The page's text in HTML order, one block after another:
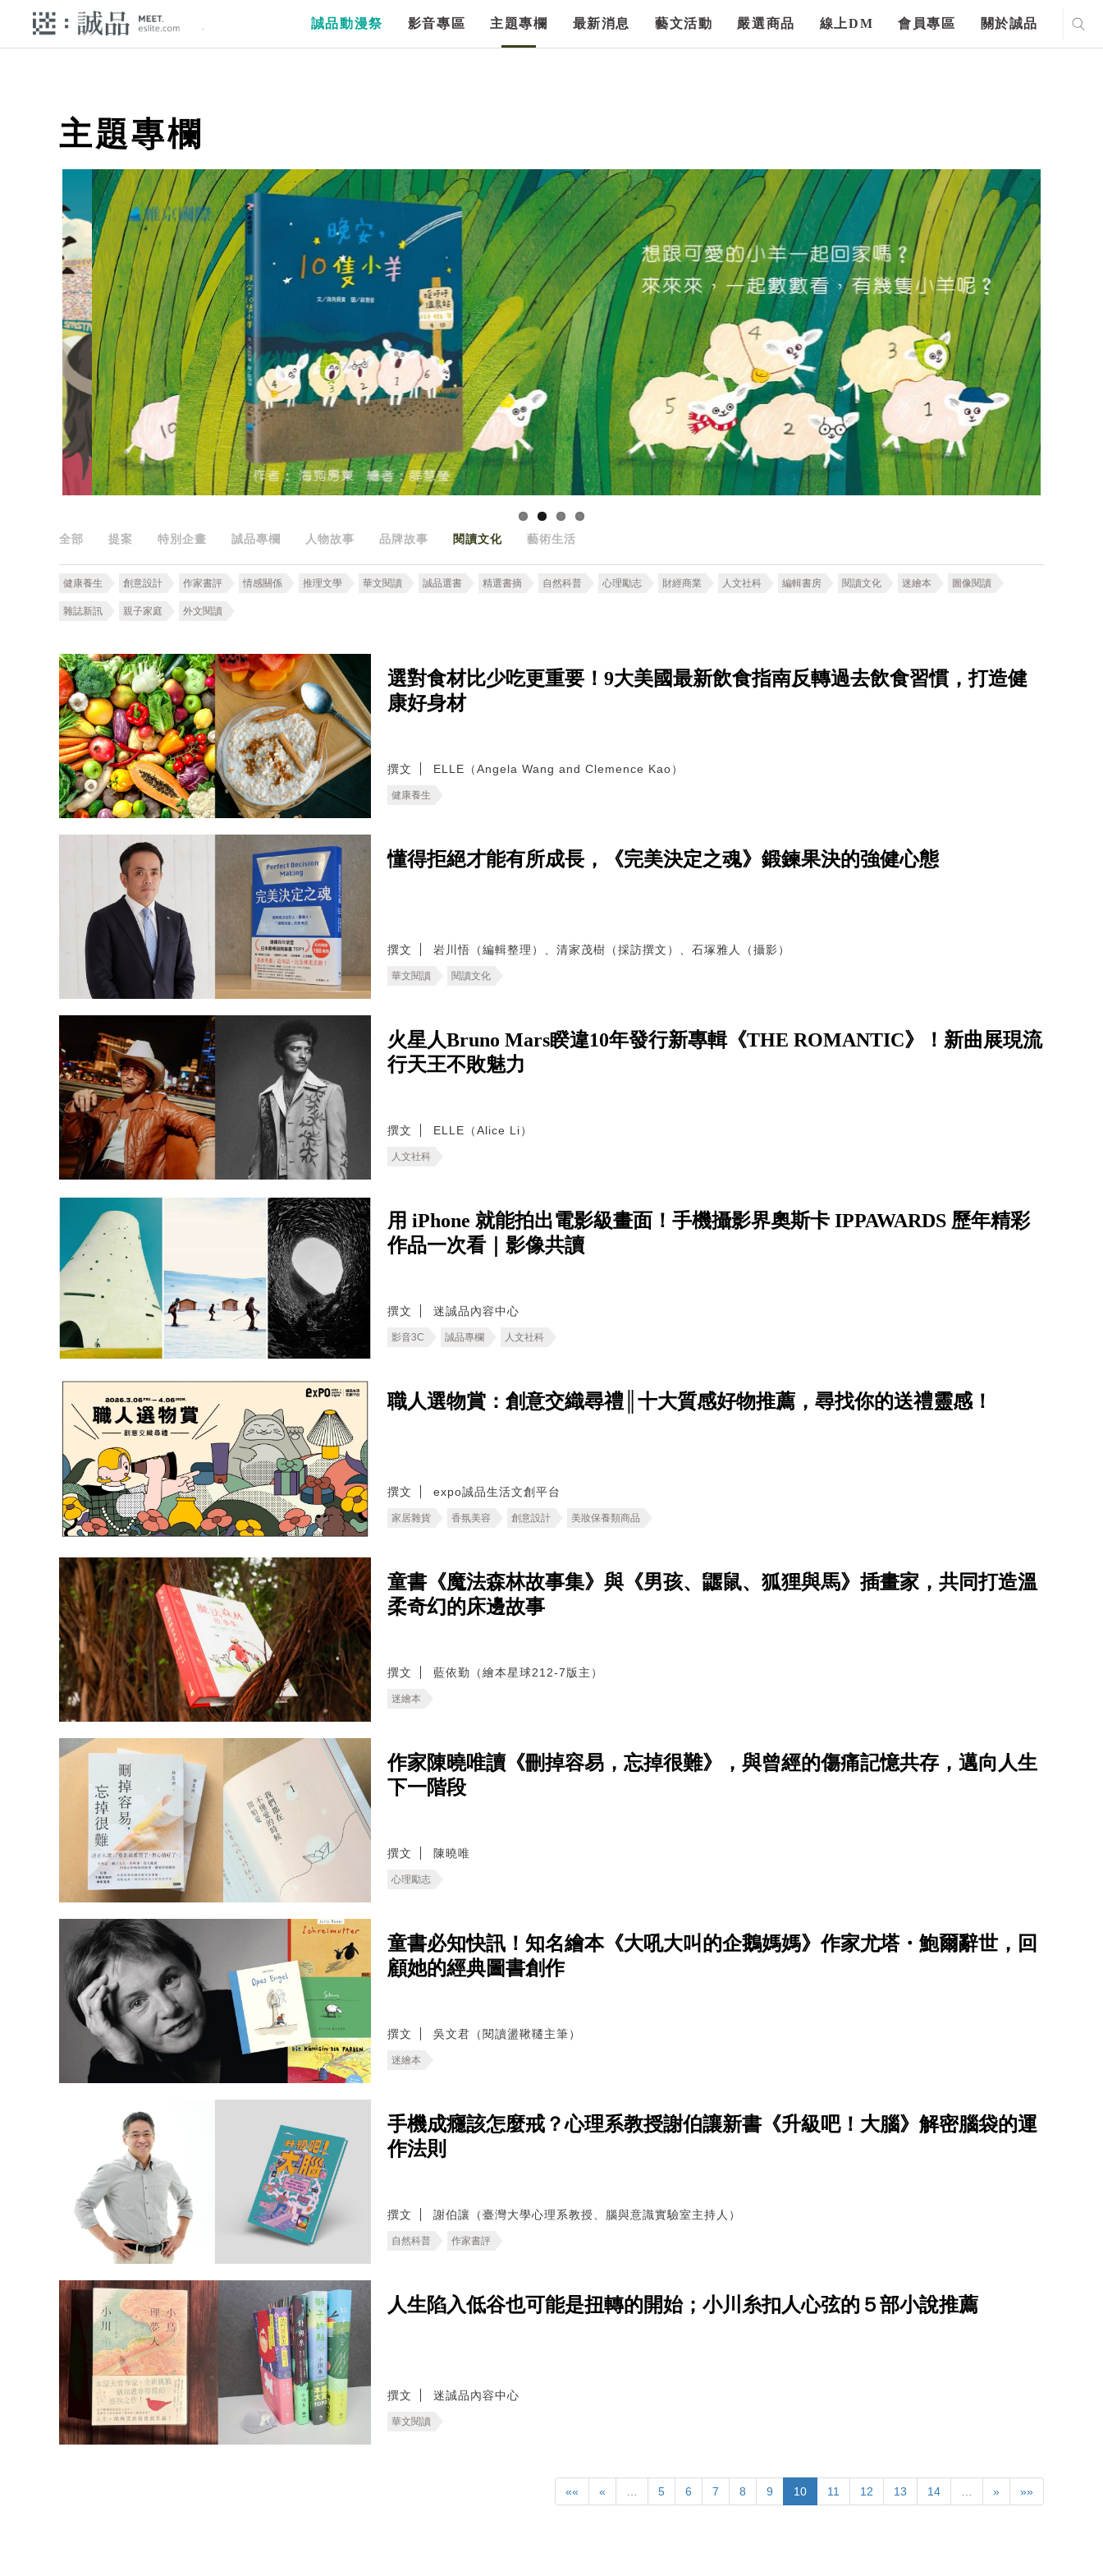
誠品動漫祭 影音專區 主題專欄 最新消息 藝文活動 嚴選商品 線上DM 會員專區 關於誠品
主題專欄
全部 提案 特別企畫 誠品專欄 人物故事 品牌故事 閱讀文化 藝術生活
健康養生 創意設計 作家書評 情感關係 推理文學 華文閱讀 誠品選書 精選書摘 自然科普 心理勵志 財經商業 人文社科 編輯書房 閱讀文化 迷繪本 圖像閱讀
雜誌新訊 親子家庭 外文閱讀
選對食材比少吃更重要！9大美國最新飲食指南反轉過去飲食習慣，打造健
康好身材
撰文 ELLE（Angela Wang and Clemence Kao）
健康養生
懂得拒絕才能有所成長，《完美決定之魂》鍛鍊果決的強健心態
撰文 岩川悟（編輯整理）、清家茂樹（採訪撰文）、石塚雅人（攝影）
華文閱讀 閱讀文化
火星人Bruno Mars睽違10年發行新專輯《THE ROMANTIC》！新曲展現流
行天王不敗魅力
撰文 ELLE（Alice Li）
人文社科
用 iPhone 就能拍出電影級畫面！手機攝影界奧斯卡 IPPAWARDS 歷年精彩
作品一次看｜影像共讀
撰文 迷誠品內容中心
影音3C 誠品專欄 人文社科
職人選物賞：創意交織尋禮║十大質感好物推薦，尋找你的送禮靈感！
撰文 expo誠品生活文創平台
家居雜貨 香氛美容 創意設計 美妝保養類商品
童書《魔法森林故事集》與《男孩、鼴鼠、狐狸與馬》插畫家，共同打造溫
柔奇幻的床邊故事
撰文 藍依勤（繪本星球212-7版主）
迷繪本
作家陳曉唯讀《刪掉容易，忘掉很難》，與曾經的傷痛記憶共存，邁向人生
下一階段
撰文 陳曉唯
心理勵志
童書必知快訊！知名繪本《大吼大叫的企鵝媽媽》作家尤塔・鮑爾辭世，回
顧她的經典圖書創作
撰文 吳文君（閱讀盪鞦韆主筆）
迷繪本
手機成癮該怎麼戒？心理系教授謝伯讓新書《升級吧！大腦》解密腦袋的運
作法則
撰文 謝伯讓（臺灣大學心理系教授、腦與意識實驗室主持人）
自然科普 作家書評
人生陷入低谷也可能是扭轉的開始；小川糸扣人心弦的５部小說推薦
撰文 迷誠品內容中心
華文閱讀
«« « … 5 6 7 8 9 10 11 12 13 14 … » »»